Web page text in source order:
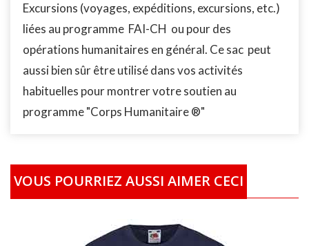
Excursions (voyages, expéditions, excursions, etc.)
liées au programme FAI-CH ou pour des
opérations humanitaires en général. Ce sac peut
aussi bien sûr être utilisé dans vos activités
habituelles pour montrer votre soutien au
programme "Corps Humanitaire ®"
VOUS POURRIEZ AUSSI AIMER CECI